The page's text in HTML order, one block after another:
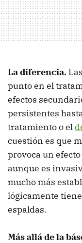
La diferencia.
punto en el
efectos
persistentes
tratamiento o el
cuestión es que
provoca un
aunque es
mucho más
lógicamente
espaldas.
Más allá de la